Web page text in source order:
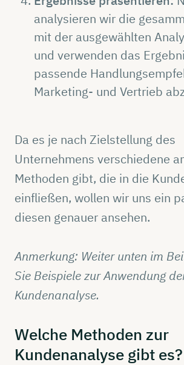
analysieren wir die
mit der ausgewählten
und verwenden das
passende
Marketing- und Vertrieb
Da es je nach Zielstellung des
Unternehmens verschiedene
Methoden gibt, die in die
einfließen, wollen wir uns ein
diesen genauer ansehen.
Anmerkung: Weiter unten im
Sie Beispiele zur Anwendung
Kundenanalyse.
Welche Methoden zur
Kundenanalyse gibt es?